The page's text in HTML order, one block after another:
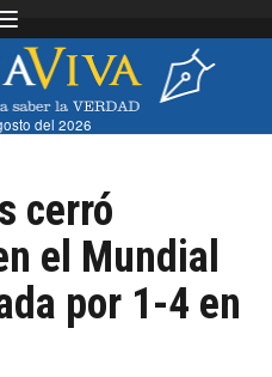
Toggle navigation
del 2026
cerró
el Mundial
por 1-4 en